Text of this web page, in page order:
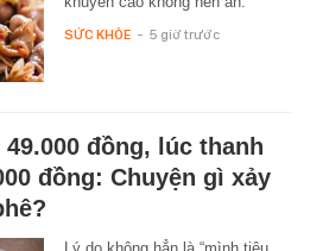
SỨC KHỎE - 5 giờ trước
đồng, lúc thanh
đồng: Chuyện gì xảy